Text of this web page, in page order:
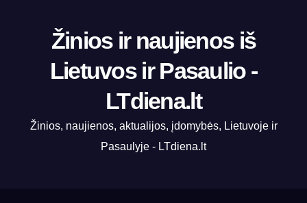
Žinios ir naujienos iš
Lietuvos ir Pasaulio -
LTdiena.lt
Žinios, naujienos, aktualijos, įdomybės, Lietuvoje ir
Pasaulyje - LTdiena.lt